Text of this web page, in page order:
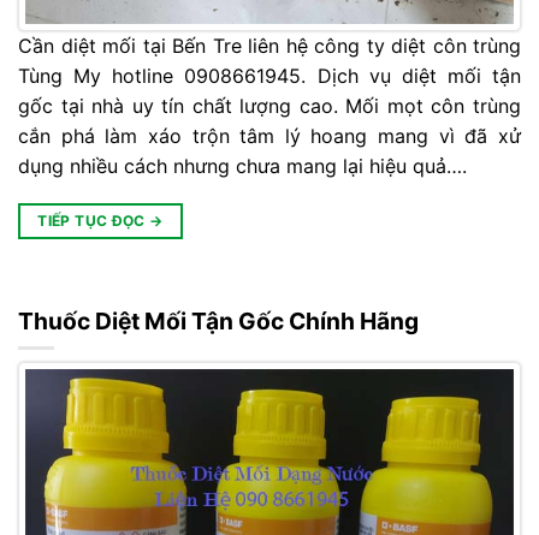
Cần diệt mối tại Bến Tre liên hệ công ty diệt côn trùng
Tùng My hotline 0908661945. Dịch vụ diệt mối tận
gốc tại nhà uy tín chất lượng cao. Mối mọt côn trùng
cắn phá làm xáo trộn tâm lý hoang mang vì đã xử
dụng nhiều cách nhưng chưa mang lại hiệu quả….
TIẾP TỤC ĐỌC →
Thuốc Diệt Mối Tận Gốc Chính Hãng